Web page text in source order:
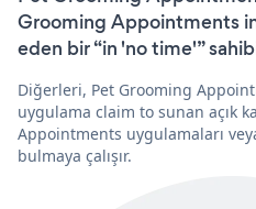
Grooming Appointments
eden bir “in 'no time'”
Diğerleri, Pet Grooming
uygulama claim to sunan açık
Appointments uygulamaları
bulmaya çalışır.